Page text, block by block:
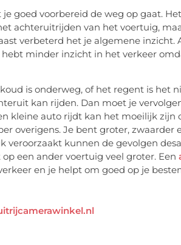
goed voorbereid de weg op gaat.
achteruitrijden van het voertuig,
verbeterd het je algemene inzicht.
hebt minder inzicht in het verkeer
is onderweg, of het regent is het
kan rijden. Dan moet je
kleine auto rijdt kan het moeilijk zijn
overigens. Je bent groter,
veroorzaakt kunnen de gevolgen
een ander voertuig veel groter. Een
en je helpt om goed op je